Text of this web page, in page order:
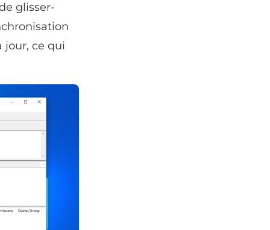
glisser-
jour, ce qui